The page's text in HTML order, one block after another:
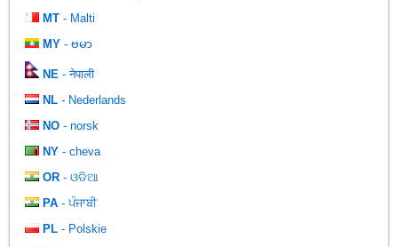
MT - Malti
MY - ဗမာ
NE - नेपाली
NL - Nederlands
NO - norsk
NY - cheva
OR - ଓଡିଆ
PA - ਪੰਜਾਬੀ
PL - Polskie